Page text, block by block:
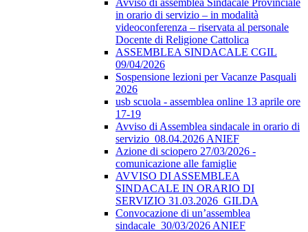
Avviso di assemblea Sindacale Provinciale
in orario di servizio – in modalità
videoconferenza – riservata al personale
Docente di Religione Cattolica
ASSEMBLEA SINDACALE CGIL
09/04/2026
Sospensione lezioni per Vacanze Pasquali
2026
usb scuola - assemblea online 13 aprile ore
17-19
Avviso di Assemblea sindacale in orario di
servizio_08.04.2026 ANIEF
Azione di sciopero 27/03/2026 -
comunicazione alle famiglie
AVVISO DI ASSEMBLEA
SINDACALE IN ORARIO DI
SERVIZIO 31.03.2026_GILDA
Convocazione di un’assemblea
sindacale_30/03/2026 ANIEF